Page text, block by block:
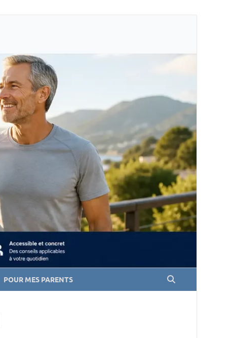
POUR MES PARENTS